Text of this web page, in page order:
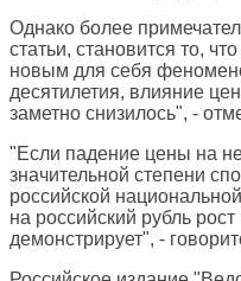
Однако более
статьи, становится то,
новым для себя
десятилетия, влияние
заметно снизилось", -
"Если падение цены на
значительной степени
российской
на российский рубль
демонстрирует", -